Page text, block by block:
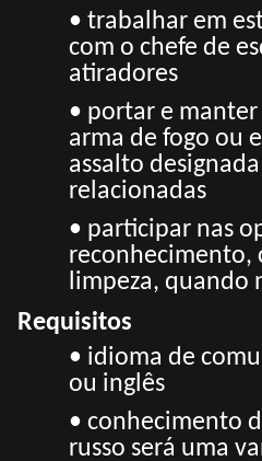
• trabalhar em
com o chefe de
atiradores
• portar e
arma de fogo ou
assalto
relacionadas
• participar nas
reconhecimento,
limpeza, quando
Requisitos
• idioma de
ou inglês
• conhecimento
russo será uma